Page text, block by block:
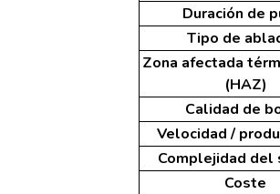
Duración de
Tipo de
Zona afectada
(HAZ)
Calidad de
Velocidad /
Complejidad del
Coste